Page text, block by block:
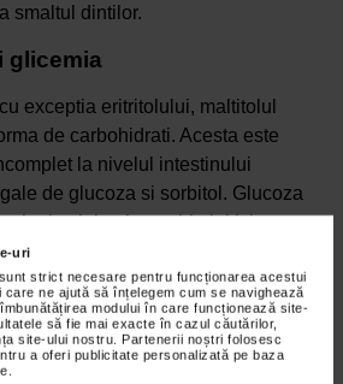
uri
strict necesare pentru funcționarea acestui
ne ajută să înțelegem cum se navighează
modului în care funcționează site-
să fie mai exacte în cazul căutărilor,
site-ului nostru. Partenerii noștri folosesc
a oferi publicitate personalizată pe baza
smaltul dintilor.
glicemia
exceptia eritritolului, maltitolul
de carbohidrati. Acesta este
la nivelul intestinului
de glucoza si sorbitol. Glucoza
subtire, iar sorbitolul isi
intestinul gros, unde este fermentat
aceea, consumul de maltitol
de insulina, lucru care mentine